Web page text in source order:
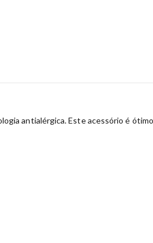
antialérgica. Este acessório é